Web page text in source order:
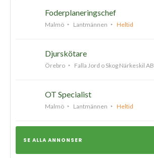
Foderplaneringschef
Malmö Lantmännen Heltid
Djurskötare
Örebro Falla Jord o Skog Närkeskil AB
OT Specialist
Malmö Lantmännen Heltid
SE ALLA ANNONSER